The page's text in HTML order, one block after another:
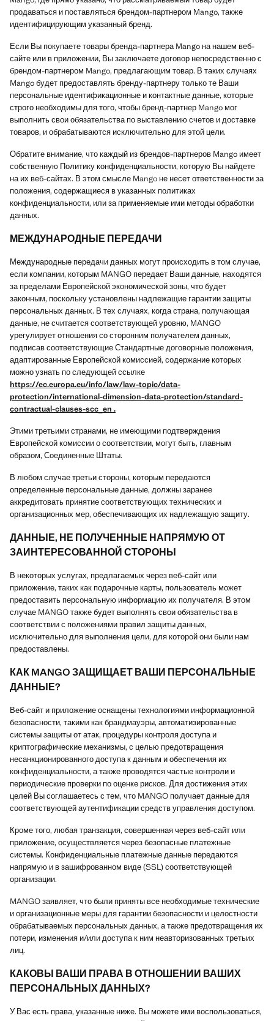
продаваться и поставляться брендом-партнером Mango, также
идентифицирующим указанный бренд.
Если Вы покупаете товары бренда-партнера Mango на нашем веб-
сайте или в приложении, Вы заключаете договор непосредственно с
брендом-партнером Mango, предлагающим товар. В таких случаях
Mango будет предоставлять бренду-партнеру только те Ваши
персональные идентификационные и контактные данные, которые
строго необходимы для того, чтобы бренд-партнер Mango мог
выполнить свои обязательства по выставлению счетов и доставке
товаров, и обрабатываются исключительно для этой цели.
Обратите внимание, что каждый из брендов-партнеров Mango имеет
собственную Политику конфиденциальности, которую Вы найдете
на их веб-сайтах. В этом смысле Mango не несет ответственности за
положения, содержащиеся в указанных политиках
конфиденциальности, или за применяемые ими методы обработки
данных.
МЕЖДУНАРОДНЫЕ ПЕРЕДАЧИ
Международные передачи данных могут происходить в том случае,
если компании, которым MANGO передает Ваши данные, находятся
за пределами Европейской экономической зоны, что будет
законным, поскольку установлены надлежащие гарантии защиты
персональных данных. В тех случаях, когда страна, получающая
данные, не считается соответствующей уровню, MANGO
урегулирует отношения со сторонним получателем данных,
подписав соответствующие Стандартные договорные положения,
адаптированные Европейской комиссией, содержание которых
можно узнать по следующей ссылке
https://ec.europa.eu/info/law/law-topic/data-
protection/international-dimension-data-protection/standard-
contractual-clauses-scc_en .
Этими третьими странами, не имеющими подтверждения
Европейской комиссии о соответствии, могут быть, главным
образом, Соединенные Штаты.
В любом случае третьи стороны, которым передаются
определенные персональные данные, должны заранее
аккредитовать принятие соответствующих технических и
организационных мер, обеспечивающих их надлежащую защиту.
ДАННЫЕ, НЕ ПОЛУЧЕННЫЕ НАПРЯМУЮ ОТ
ЗАИНТЕРЕСОВАННОЙ СТОРОНЫ
В некоторых услугах, предлагаемых через веб-сайт или
приложение, таких как подарочные карты, пользователь может
предоставить персональную информацию их получателя. В этом
случае MANGO также будет выполнять свои обязательства в
соответствии с положениями правил защиты данных,
исключительно для выполнения цели, для которой они были нам
предоставлены.
КАК MANGO ЗАЩИЩАЕТ ВАШИ ПЕРСОНАЛЬНЫЕ
ДАННЫЕ?
Веб-сайт и приложение оснащены технологиями информационной
безопасности, такими как брандмауэры, автоматизированные
системы защиты от атак, процедуры контроля доступа и
криптографические механизмы, с целью предотвращения
несанкционированного доступа к данным и обеспечения их
конфиденциальности, а также проводятся частые контроли и
периодические проверки по оценке рисков. Для достижения этих
целей Вы соглашаетесь с тем, что MANGO получает данные для
соответствующей аутентификации средств управления доступом.
Кроме того, любая транзакция, совершенная через веб-сайт или
приложение, осуществляется через безопасные платежные
системы. Конфиденциальные платежные данные передаются
напрямую и в зашифрованном виде (SSL) соответствующей
организации.
MANGO заявляет, что были приняты все необходимые технические
и организационные меры для гарантии безопасности и целостности
обрабатываемых персональных данных, а также предотвращения их
потери, изменения и/или доступа к ним неавторизованных третьих
лиц.
КАКОВЫ ВАШИ ПРАВА В ОТНОШЕНИИ ВАШИХ
ПЕРСОНАЛЬНЫХ ДАННЫХ?
У Вас есть права, указанные ниже. Вы можете ими воспользоваться,